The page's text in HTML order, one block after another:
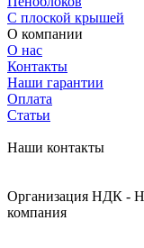
С плоской крышей
О компании
О нас
Контакты
Наши гарантии
Оплата
Статьи
Наши контакты
Организация НДК -
компания